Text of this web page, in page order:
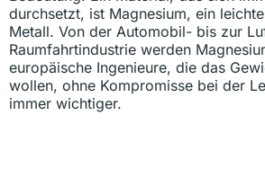
durchsetzt, ist Magnesium, ein
Metall. Von der Automobil- bis zur
Raumfahrtindustrie werden
europäische Ingenieure, die das
wollen, ohne Kompromisse bei der
immer wichtiger.